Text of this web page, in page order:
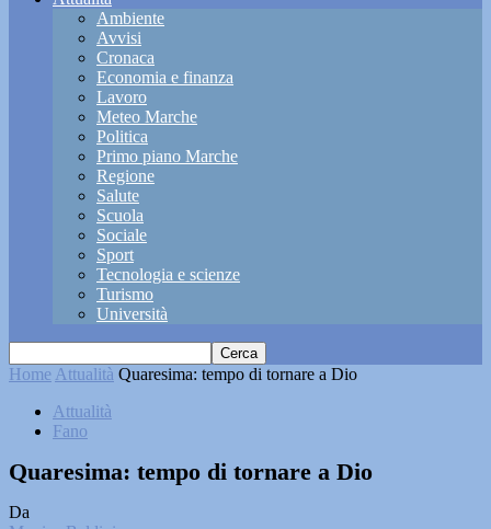
Ambiente
Avvisi
Cronaca
Economia e finanza
Lavoro
Meteo Marche
Politica
Primo piano Marche
Regione
Salute
Scuola
Sociale
Sport
Tecnologia e scienze
Turismo
Università
Home Attualità Quaresima: tempo di tornare a Dio
Attualità
Fano
Quaresima: tempo di tornare a Dio
Da